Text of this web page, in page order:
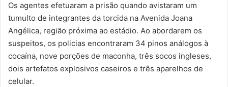
Os agentes efetuaram a prisão quando avistaram um
tumulto de integrantes da torcida na Avenida Joana
Angélica, região próxima ao estádio. Ao abordarem os
suspeitos, os policias encontraram 34 pinos análogos à
cocaína, nove porções de maconha, três socos ingleses,
dois artefatos explosivos caseiros e três aparelhos de
celular.